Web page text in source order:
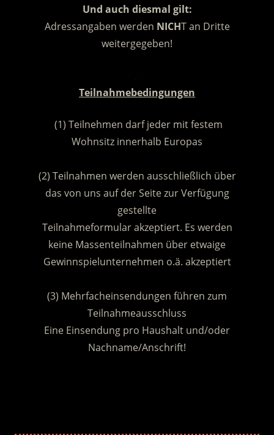
Und auch diesmal gilt:
Adressangaben werden NICHT an Dritte
weitergegeben!
Teilnahmebedingungen
(1) Teilnehmen darf jeder mit festem
Wohnsitz innerhalb Europas
(2) Teilnahmen werden ausschließlich über
das von uns auf der Seite zur Verfügung
gestellte
Teilnahmeformular akzeptiert. Es werden
keine Massenteilnahmen über etwaige
Gewinnspielunternehmen o.ä. akzeptiert
(3) Mehrfacheinsendungen führen zum
Teilnahmeausschluss
Eine Einsendung pro Haushalt und/oder
Nachname/Anschrift!